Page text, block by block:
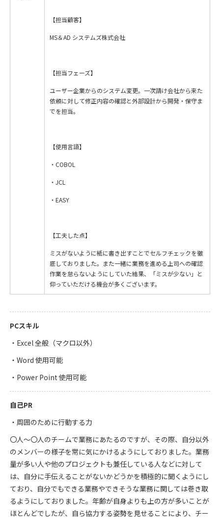
【担当顧客】
MS＆AD システムズ株式会社
【担当フェーズ】
ユーザー企業からのシステム変更。一次請け会社から来た
依頼に対して修正内容の確認と外部設計から開発・保守ま
でを担当。
【使用言語】
・COBOL
・JCL
・EASY
【工夫した点】
ミスがないように紙に書き出すことでセルフチェックを徹
底しておりました。また一緒に業務を進める上司への確認
作業を怠らないようにしていた結果、「ミスが少ない」と
仰っていただける機会が多くございます。
PCスキル
・Excel 全般（マクロ以外）
・Word 使用可能
・Power Point 使用可能
自己PR
・周囲のために行動する力
〇人～〇人のチームで業務にあたるのですが、その際、自分以外
のメンバーの様子を常に気にかけるようにしておりました。業務
量が多い人や他のプロジェクトも兼任している人などに対して
は、自分に手伝えることがないかどうかを積極的に聞くようにし
ており、自分でもできる業務やできそうな業務に関しては巻き取
るようにしておりました。年齢が自身よりも上の方が多いことが
ほとんどでしたが、自ら協力する姿勢を見せることにより、チー